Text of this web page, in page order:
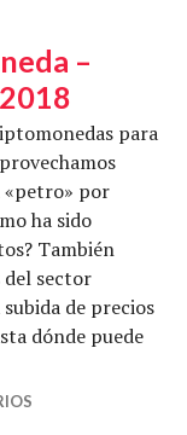
–
para
«petro» por
ha sido
También
del sector
de precios
dónde puede
–